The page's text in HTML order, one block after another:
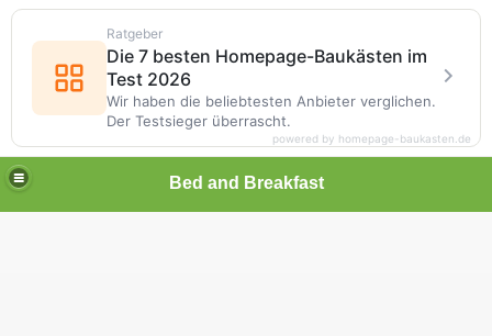
Bed and Breakfast
Ratgeber
Die 7 besten Homepage-Baukästen im
Test 2026
Wir haben die beliebtesten Anbieter verglichen.
Der Testsieger überrascht.
powered by homepage-baukasten.de